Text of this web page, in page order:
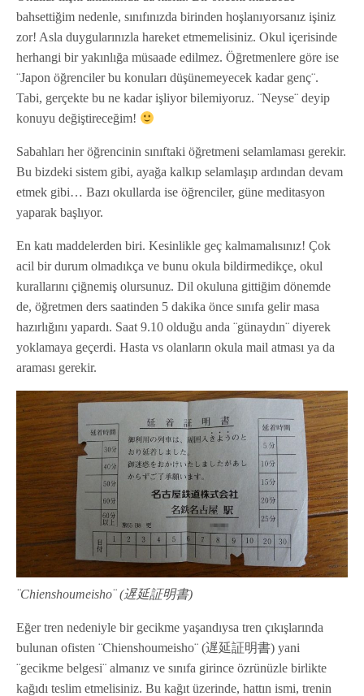
bahsettiğim nedenle, sınıfınızda birinden hoşlanıyorsanız işiniz
zor! Asla duygularınızla hareket etmemelisiniz. Okul içerisinde
herhangi bir yakınlığa müsaade edilmez. Öğretmenlere göre ise
¨Japon öğrenciler bu konuları düşünemeyecek kadar genç¨.
Tabi, gerçekte bu ne kadar işliyor bilemiyoruz. ¨Neyse¨ deyip
konuyu değiştireceğim!
Sabahları her öğrencinin sınıftaki öğretmeni selamlaması gerekir.
Bu bizdeki sistem gibi, ayağa kalkıp selamlaşıp ardından devam
etmek gibi… Bazı okullarda ise öğrenciler, güne meditasyon
yaparak başlıyor.
En katı maddelerden biri. Kesinlikle geç kalmamalısınız! Çok
acil bir durum olmadıkça ve bunu okula bildirmedikçe, okul
kurallarını çiğnemiş olursunuz. Dil okuluna gittiğim dönemde
de, öğretmen ders saatinden 5 dakika önce sınıfa gelir masa
hazırlığını yapardı. Saat 9.10 olduğu anda ¨günaydın¨ diyerek
yoklamaya geçerdi. Hasta vs olanların okula mail atması ya da
araması gerekir.
¨Chienshoumeisho¨ (遅延証明書)
Eğer tren nedeniyle bir gecikme yaşandıysa tren çıkışlarında
bulunan ofisten ¨Chienshoumeisho¨ (遅延証明書) yani
¨gecikme belgesi¨ almanız ve sınıfa girince özrünüzle birlikte
kağıdı teslim etmelisiniz. Bu kağıt üzerinde, hattın ismi, trenin